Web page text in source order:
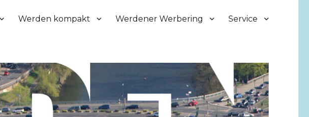
Werden kompakt Werdener Werbering Service